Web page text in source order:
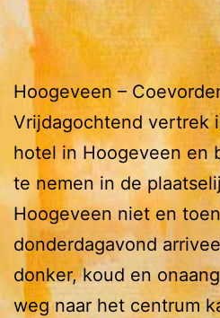
Hoogeveen –
Vrijdagochtend vertrek
hotel in Hoogeveen en
te nemen in de
Hoogeveen niet en
donderdagavond
donker, koud en
weg naar het centrum